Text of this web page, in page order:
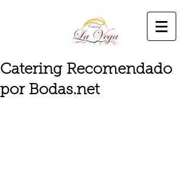
Catering Recomendado
por Bodas.net